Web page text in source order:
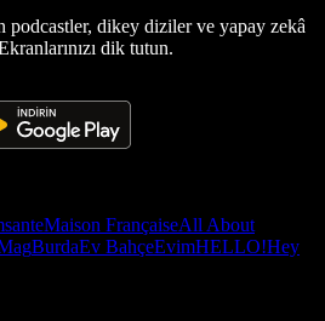
podcastler, dikey diziler ve yapay zekâ
dik tutun.
Maison FrançaiseAll About
BurdaEv BahçeEvimHELLO!Hey